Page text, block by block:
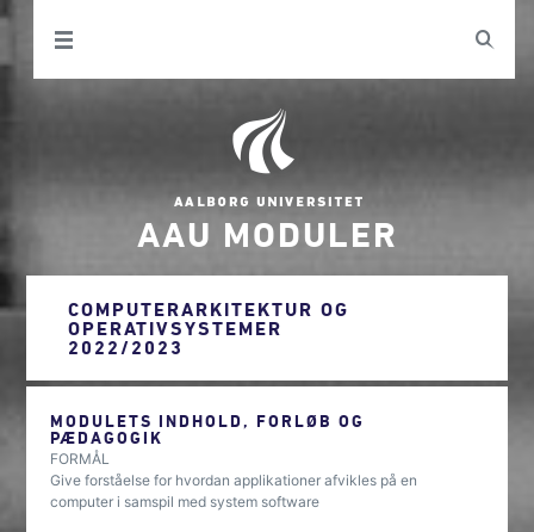
AAU MODULER
COMPUTERARKITEKTUR OG
OPERATIVSYSTEMER
2022/2023
MODULETS INDHOLD, FORLØB OG
PÆDAGOGIK
FORMÅL
Give forståelse for hvordan applikationer afvikles på en
computer i samspil med system software